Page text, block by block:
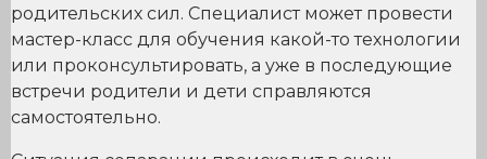
родительских сил. Специалист может провести
мастер-класс для обучения какой-то технологии
или проконсультировать, а уже в последующие
встречи родители и дети справляются
самостоятельно.